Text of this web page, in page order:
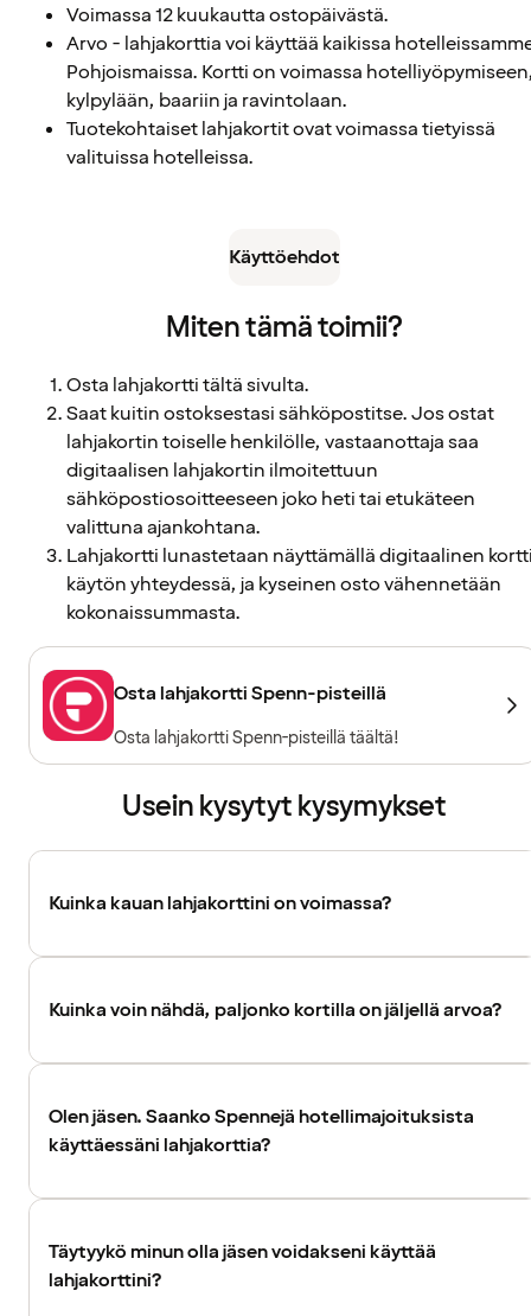
Voimassa 12 kuukautta ostopäivästä.
Arvo - lahjakorttia voi käyttää kaikissa
Pohjoismaissa. Kortti on voimassa
kylpylään, baariin ja ravintolaan.
Tuotekohtaiset lahjakortit ovat voimassa tietyissä
valituissa hotelleissa.
Käyttöehdot
Miten tämä toimii?
Osta lahjakortti tältä sivulta.
Saat kuitin ostoksestasi sähköpostitse. Jos ostat
lahjakortin toiselle henkilölle, vastaanottaja saa
digitaalisen lahjakortin ilmoitettuun
sähköpostiosoitteeseen joko heti tai etukäteen
valittuna ajankohtana.
Lahjakortti lunastetaan näyttämällä digitaalinen
käytön yhteydessä, ja kyseinen osto vähennetään
kokonaissummasta.
Osta lahjakortti Spenn-pisteillä
Osta lahjakortti Spenn-pisteillä täältä!
Usein kysytyt kysymykset
Kuinka kauan lahjakorttini on voimassa?
Kuinka voin nähdä, paljonko kortilla on jäljellä arvoa?
Olen jäsen. Saanko Spennejä hotellimajoituksista
käyttäessäni lahjakorttia?
Täytyykö minun olla jäsen voidakseni käyttää
lahjakorttini?